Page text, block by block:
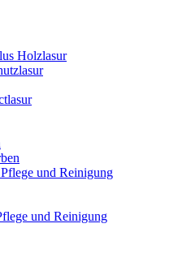
Holzlasur
und Reinigung
und Reinigung